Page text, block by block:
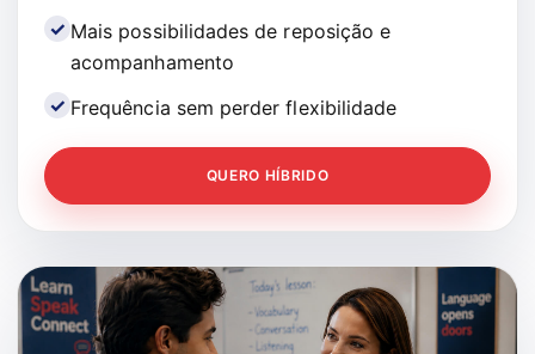
Mais possibilidades de reposição e
acompanhamento
Frequência sem perder flexibilidade
QUERO HÍBRIDO